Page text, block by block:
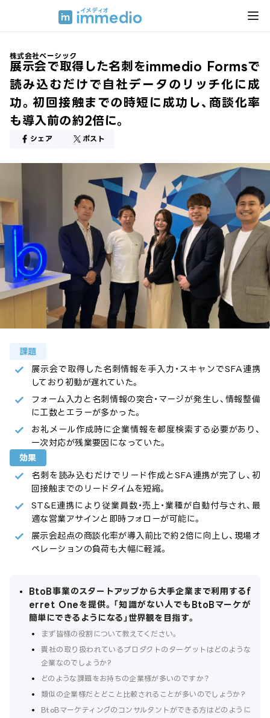
株式会社ベーシック
展示会で取得した名刺をimmedio Formsで
読み込むだけで自社データのリッチ化に成
功。初回接触までの時短に成功し、商談化率
も導入前の約2倍に。
シェア ポスト
課題
展示会で取得した名刺情報を手入力・スキャンでSFA連携
しており初動が遅れていた。
フォーム入力と名刺情報の突合・マージが発生し、情報整備
に工数とエラーが多かった。
お礼メール作成時に企業情報を都度検索する必要があり、
一次対応が残業要因になっていた。
効果
名刺を読み込むだけでリード作成とSFA連携が完了し、初
回接触までのリードタイムを短縮。
ST&E連携により従業員数・売上・業種が自動付与され、最
適な営業アサインと即時フォローが可能に。
展示会起点の商談化率が導入前比で約2倍に向上し、現場オ
ペレーションの負荷も大幅に軽減。
BtoB事業のスタートアップから大手企業まで利用するf
erret Oneを提供。「知識がない人でもBtoBマーケが
簡単にできるようになる」世界観を目指す。
まず皆様の役割について教えてください。
貴社の取り扱われているプロダクトのターゲットはどのような
企業なのでしょうか?
どのような課題をお持ちの企業様が多いのですか？
類似の企業様だとどこと比較されることが多いのでしょうか?
BtoBマーケティングのコンサルタントができる方はどのように